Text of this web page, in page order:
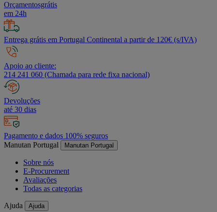
Orçamentosgrátis
em 24h
Entrega grátis em Portugal Continental a partir de 120€ (s/IVA)
Apoio ao cliente:
214 241 060 (Chamada para rede fixa nacional)
Devoluções
até 30 dias
Pagamento e dados 100% seguros
Manutan Portugal
Manutan Portugal
Sobre nós
E-Procurement
Avaliações
Todas as categorias
Ajuda Ajuda